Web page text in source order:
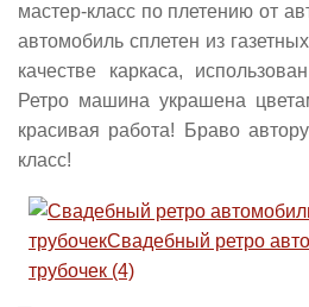
мастер-класс по плетению от
автомобиль сплетен из
качестве каркаса,
Ретро машина украшена
красивая работа! Браво
класс!